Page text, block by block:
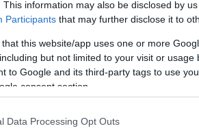
This information may also be disclosed by
Participants that may further disclose it to
that this website/app uses one or more
but not limited to your visit or
to Google and its third-party tags to use
consent section.
Data Processing Opt Outs
végig az interjút, mert következő